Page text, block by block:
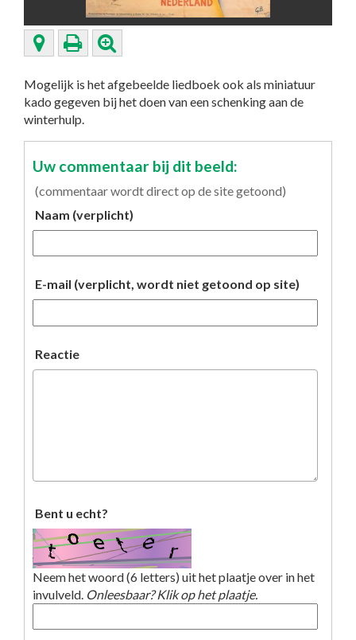
Mogelijk is het afgebeelde liedboek ook als miniatuur
kado gegeven bij het doen van een schenking aan de
winterhulp.
Uw commentaar bij dit beeld:
(commentaar wordt direct op de site getoond)
Naam (verplicht)
E-mail (verplicht, wordt niet getoond op site)
Reactie
Bent u echt?
Neem het woord (6 letters) uit het plaatje over in het
invulveld. Onleesbaar? Klik op het plaatje.